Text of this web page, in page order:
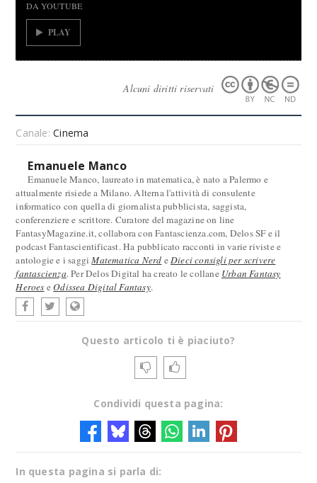
DA YOUTUBE
PLAY
Alcuni diritti riservati
Canale:Cinema
Emanuele Manco
Emanuele Manco, laureato in matematica, è nato a Palermo e
attualmente risiede a Milano. Alterna l'attività di consulente
informatico con quella di giornalista pubblicista, saggista,
conferenziere e scrittore. Curatore del magazine on line
FantasyMagazine.it, collabora con Fantascienza.com, Delos SF e il
podcast Fantascientificast. Ha pubblicato racconti in varie riviste e
antologie e i saggiMatematica Nerd eDieci consigli per scrivere
fantascienza. Per Delos Digital ha creato le collane Urban Fantasy
Heroes eOdissea Digital Fantasy.
Questo articolo ti è piaciuto?
Condividi questa pagina:
In questa pagina si parla di: